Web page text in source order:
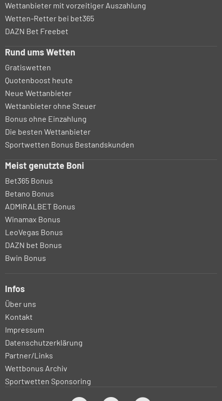
Wettanbieter mit vorzeitiger Auszahlung
Wetten-Retter bei bet365
DAZN Bet Freebet
Rund ums Wetten
Gratiswetten
Quotenboost heute
Neue Wettanbieter
Wettanbieter ohne Steuer
Bonus ohne Einzahlung
Die besten Wettanbieter
Sportwetten Bonus Bestandskunden
Meist genutzte Boni
Bet365 Bonus
Betano Bonus
ADMIRALBET Bonus
Winamax Bonus
LeoVegas Bonus
DAZN bet Bonus
Bwin Bonus
Infos
Über uns
Kontakt
Impressum
Datenschutzerklärung
Partner/Links
Wettbonus Archiv
Sportwetten Sponsoring